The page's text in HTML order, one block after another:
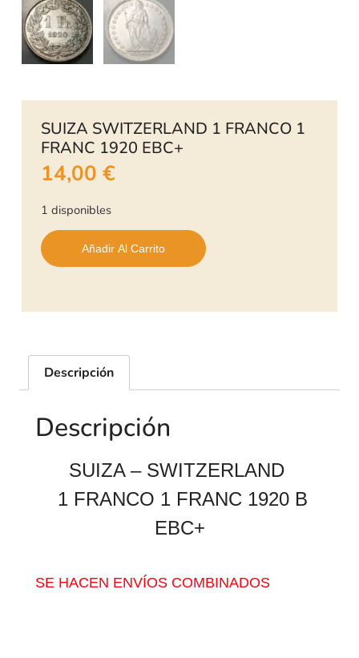
SUIZA SWITZERLAND 1 FRANCO 1
FRANC 1920 EBC+
14,00 €
1 disponibles
Añadir Al Carrito
Descripción
Descripción
SUIZA – SWITZERLAND
1 FRANCO 1 FRANC 1920 B
EBC+
SE HACEN ENVÍOS COMBINADOS